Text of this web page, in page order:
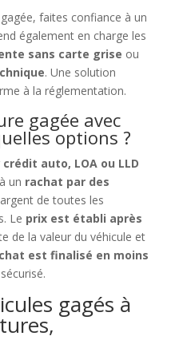
faites confiance à un
également en charge les
sans carte grise ou
. Une solution
à la réglementation.
gagée avec
options ?
crédit auto, LOA ou LLD
un rachat par des
de toutes les
Le prix est établi après
de la valeur du véhicule et
est finalisé en moins
gagés à